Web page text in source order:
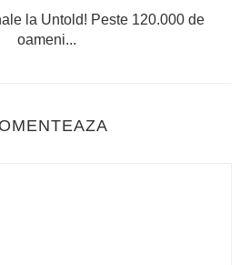
la Untold! Peste 120.000 de
oameni...